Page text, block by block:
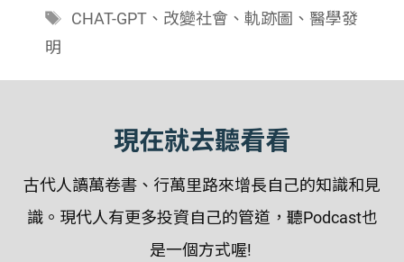
類
標
CHAT-GPT、 改變社會 、 軌跡圖 、 醫學發
明
現在就去聽看看
古代人讀萬卷書、行萬里路來增長自己的知識和見
識。現代人有更多投資自己的管道，聽Podcast也
是一個方式喔!